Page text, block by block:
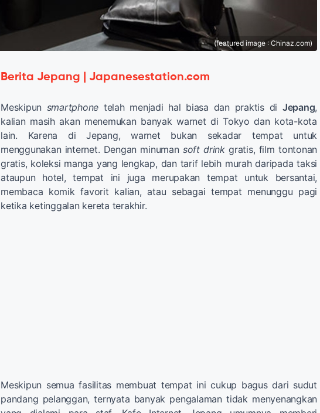
(featured image : Chinaz.com)
Berita Jepang | Japanesestation.com
Meskipun smartphone telah menjadi hal biasa dan praktis di Jepang,
kalian masih akan menemukan banyak warnet di Tokyo dan kota-kota
lain. Karena di Jepang, warnet bukan sekadar tempat untuk
menggunakan internet. Dengan minuman soft drinkgratis, film tontonan
gratis, koleksi manga yang lengkap, dan tarif lebih murah daripada taksi
ataupun hotel, tempat ini juga merupakan tempat untuk bersantai,
membaca komik favorit kalian, atau sebagai tempat menunggu pagi
ketika ketinggalan kereta terakhir.
Meskipun semua fasilitas membuat tempat ini cukup bagus dari sudut
pandang pelanggan, ternyata banyak pengalaman tidak menyenangkan